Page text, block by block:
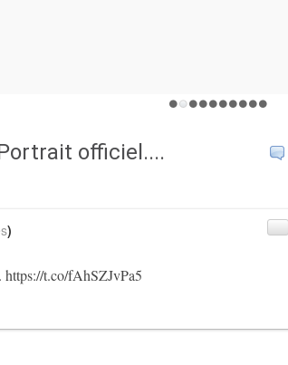
officiel....
https://t.co/fAhSZJvPa5
)